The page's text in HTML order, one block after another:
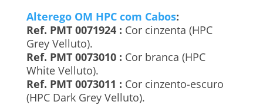
Alterego OM HPC com Cabos:
Ref. PMT 0071924 : Cor cinzenta (HPC
Grey Velluto).
Ref. PMT 0073010 : Cor branca (HPC
White Velluto).
Ref. PMT 0073011 : Cor cinzento-escuro
(HPC Dark Grey Velluto).